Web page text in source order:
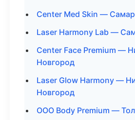
Center Med Skin —
Laser Harmony Lab —
Center Face Premium —
Новгород
Laser Glow Harmony —
Новгород
ООО Body Premium —